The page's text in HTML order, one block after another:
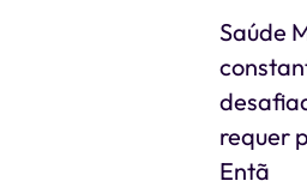
Saúde
requer
Entã